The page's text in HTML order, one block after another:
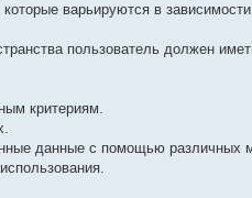
варьируются в
пользователь должен
критериям.
данные с помощью различных